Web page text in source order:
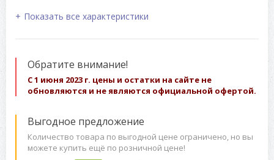
Показать все характеристики
Обратите внимание!
С 1 июня 2023 г. цены и остатки на сайте не
обновляются и не являются официальной офертой.
Выгодное предложение
Количество товара по выгодной цене ограничено, но вы
можете купить ещё по розничной цене!